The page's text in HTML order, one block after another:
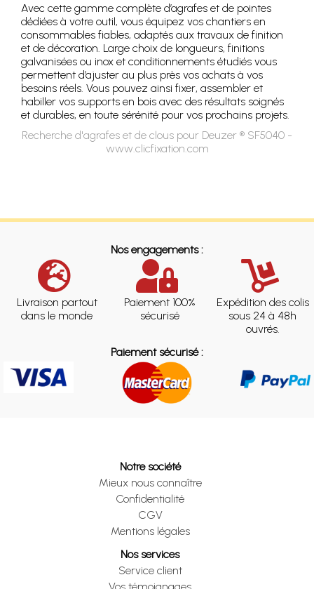
Avec cette gamme complète d’agrafes et de pointes
dédiées à votre outil, vous équipez vos chantiers en
consommables fiables, adaptés aux travaux de finition
et de décoration. Large choix de longueurs, finitions
galvanisées ou inox et conditionnements étudiés vous
permettent d’ajuster au plus près vos achats à vos
besoins réels. Vous pouvez ainsi fixer, assembler et
habiller vos supports en bois avec des résultats soignés
et durables, en toute sérénité pour vos prochains projets.
Recherche d'agrafes et de clous pour Deuzer ® SF5040 -
www.clicfixation.com
Nos engagements :
Livraison partout
dans le monde
Paiement 100%
sécurisé
Expédition des colis
sous 24 à 48h
ouvrés.
Paiement sécurisé :
Notre société
Mieux nous connaître
Confidentialité
CGV
Mentions légales
Nos services
Service client